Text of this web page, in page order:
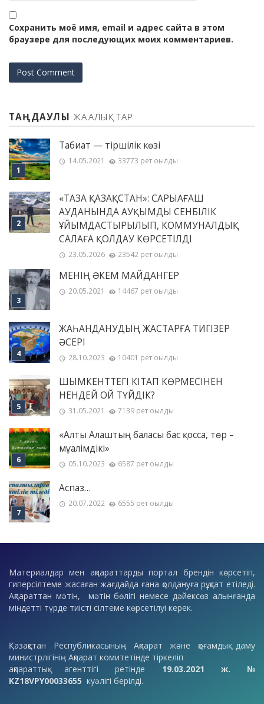
Сохранить моё имя, email и адрес сайта в этом
браузере для последующих моих комментариев.
ТАҢДАУЛЫ ЖАҢАЛЫҚТАР
Табиғат — тіршілік көзі
14.05.2021 33773 рет оқылды
«ТАЗА ҚАЗАҚСТАН»: САРЫАҒАШ
АУДАНЫНДА АУҚЫМДЫ СЕНБІЛІК
ҰЙЫМДАСТЫРЫЛЫП, КОММУНАЛДЫҚ
САЛАҒА ҚОЛДАУ КӨРСЕТІЛДІ
23.05.2026 23542 рет оқылды
МЕНІҢ ƏКЕМ МАЙДАНГЕР
20.05.2021 14467 рет оқылды
ЖАҺАНДАНУДЫҢ ЖАСТАРҒА ТИГІЗЕР
ӘСЕРІ
28.10.2023 10401 рет оқылды
ШЫМКЕНТТЕГІ КІТАП КӨРМЕСІНЕН
НЕНДЕЙ ОЙ ТҮЙДІК?
31.05.2021 7139 рет оқылды
«Алты Алаштың баласы бас қосса, төр –
мұғалімдікі»
05.10.2023 6587 рет оқылды
Аспаз…
20.07.2022 6555 рет оқылды
Материалдар мен ақпараттарды портал брендін көрсетіп,
гиперсілтеме жасаған жағдайда ғана қолдануға рұқсат етіледі.
Ақпараттан мәтін, мәтін бөлігі немесе дәйексөз алынғанда
міндетті түрде тиісті сілтеме көрсетілуі керек.
Қазақстан Республикасының Ақпарат және қоғамдық даму
министрлігінің Ақпарат комитетінде тіркеліп
ақпараттық агенттігі ретінде 19.03.2021 ж. №
KZ18VPY00033655 куәлігі берілді.